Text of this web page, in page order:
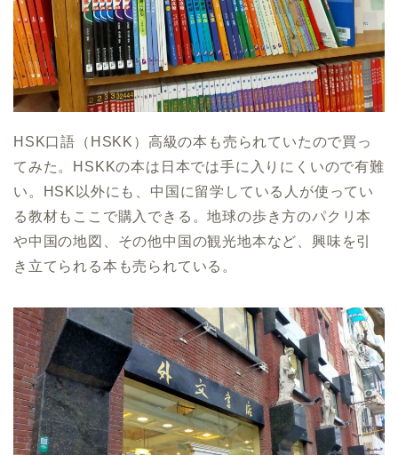
HSK口語（HSKK）高級の本も売られていたので買っ
てみた。HSKKの本は日本では手に入りにくいので有難
い。HSK以外にも、中国に留学している人が使ってい
る教材もここで購入できる。地球の歩き方のパクリ本
や中国の地図、その他中国の観光地本など、興味を引
き立てられる本も売られている。